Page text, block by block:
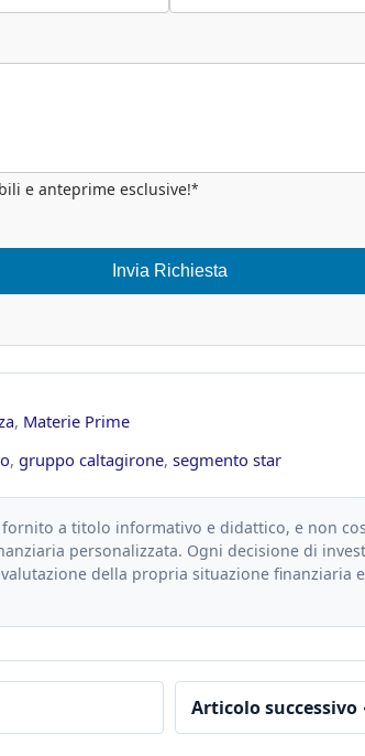
e anteprime esclusive!*
Invia Richiesta
, Materie Prime
, gruppo caltagirone, segmento star
a titolo informativo e didattico, e non
personalizzata. Ogni decisione di
della propria situazione finanziaria
Articolo successivo